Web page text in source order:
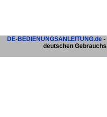
DE-BEDIENUNGSANLEITUNG.de -
deutschen